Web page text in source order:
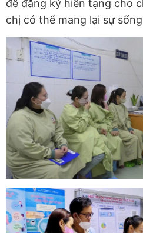
để đăng ký hiến tạng cho
chị có thể mang lại sự